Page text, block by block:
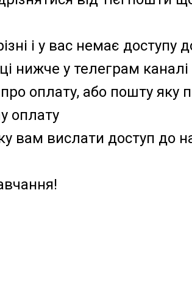
і у вас немає доступу
нижче у телеграм
оплату, або пошту яку
оплату
вам вислати доступ до